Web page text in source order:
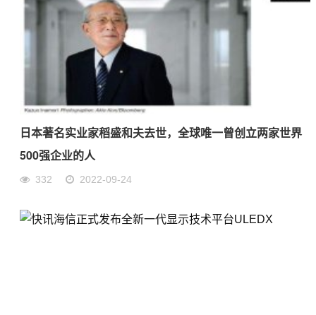
日本著名实业家稻盛和夫去世，全球唯一曾创立两家世界
500强企业的人
332 2022-09-24